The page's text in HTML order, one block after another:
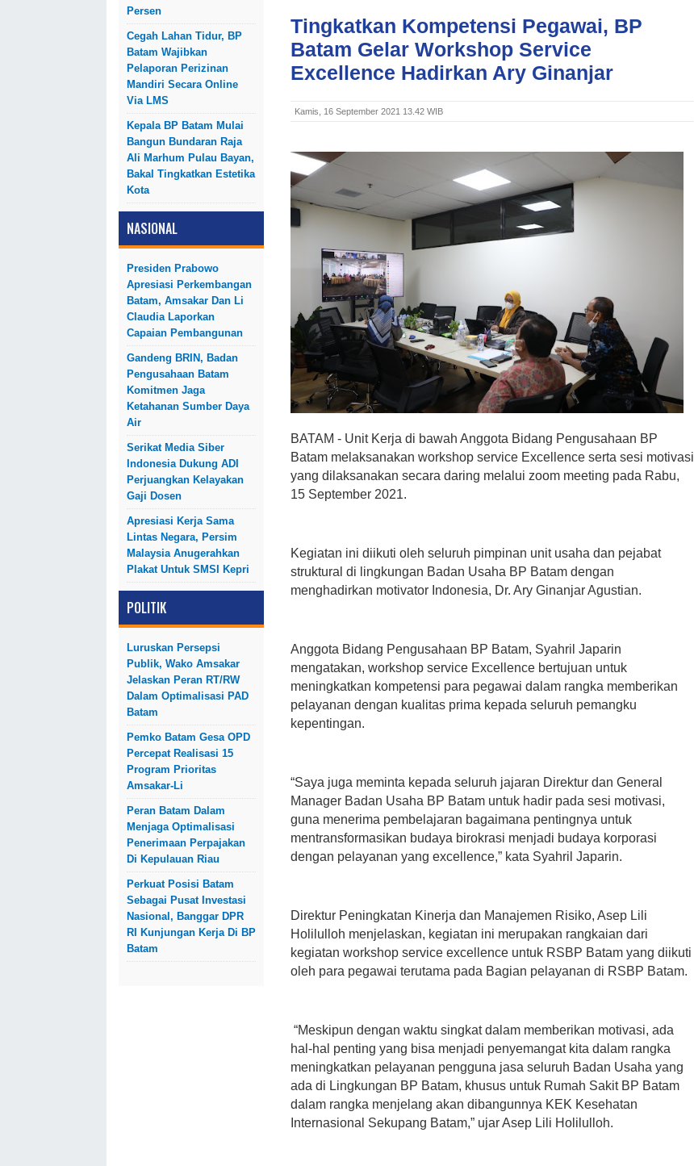
Persen
Cegah Lahan Tidur, BP
Batam Wajibkan
Pelaporan Perizinan
Mandiri Secara Online
Via LMS
Kepala BP Batam Mulai
Bangun Bundaran Raja
Ali Marhum Pulau Bayan,
Bakal Tingkatkan Estetika
Kota
NASIONAL
Presiden Prabowo
Apresiasi Perkembangan
Batam, Amsakar Dan Li
Claudia Laporkan
Capaian Pembangunan
Gandeng BRIN, Badan
Pengusahaan Batam
Komitmen Jaga
Ketahanan Sumber Daya
Air
Serikat Media Siber
Indonesia Dukung ADI
Perjuangkan Kelayakan
Gaji Dosen
Apresiasi Kerja Sama
Lintas Negara, Persim
Malaysia Anugerahkan
Plakat Untuk SMSI Kepri
POLITIK
Luruskan Persepsi
Publik, Wako Amsakar
Jelaskan Peran RT/RW
Dalam Optimalisasi PAD
Batam
Pemko Batam Gesa OPD
Percepat Realisasi 15
Program Prioritas
Amsakar-Li
Peran Batam Dalam
Menjaga Optimalisasi
Penerimaan Perpajakan
Di Kepulauan Riau
Perkuat Posisi Batam
Sebagai Pusat Investasi
Nasional, Banggar DPR
RI Kunjungan Kerja Di BP
Batam
Tingkatkan Kompetensi Pegawai, BP
Batam Gelar Workshop Service
Excellence Hadirkan Ary Ginanjar
Kamis, 16 September 2021 13.42 WIB
BATAM - Unit Kerja di bawah Anggota Bidang Pengusahaan BP
Batam melaksanakan workshop service Excellence serta sesi motivasi
yang dilaksanakan secara daring melalui zoom meeting pada Rabu,
15 September 2021.
Kegiatan ini diikuti oleh seluruh pimpinan unit usaha dan pejabat
struktural di lingkungan Badan Usaha BP Batam dengan
menghadirkan motivator Indonesia, Dr. Ary Ginanjar Agustian.
Anggota Bidang Pengusahaan BP Batam, Syahril Japarin
mengatakan, workshop service Excellence bertujuan untuk
meningkatkan kompetensi para pegawai dalam rangka memberikan
pelayanan dengan kualitas prima kepada seluruh pemangku
kepentingan.
“Saya juga meminta kepada seluruh jajaran Direktur dan General
Manager Badan Usaha BP Batam untuk hadir pada sesi motivasi,
guna menerima pembelajaran bagaimana pentingnya untuk
mentransformasikan budaya birokrasi menjadi budaya korporasi
dengan pelayanan yang excellence,” kata Syahril Japarin.
Direktur Peningkatan Kinerja dan Manajemen Risiko, Asep Lili
Holilulloh menjelaskan, kegiatan ini merupakan rangkaian dari
kegiatan workshop service excellence untuk RSBP Batam yang diikuti
oleh para pegawai terutama pada Bagian pelayanan di RSBP Batam.
“Meskipun dengan waktu singkat dalam memberikan motivasi, ada
hal-hal penting yang bisa menjadi penyemangat kita dalam rangka
meningkatkan pelayanan pengguna jasa seluruh Badan Usaha yang
ada di Lingkungan BP Batam, khusus untuk Rumah Sakit BP Batam
dalam rangka menjelang akan dibangunnya KEK Kesehatan
Internasional Sekupang Batam,” ujar Asep Lili Holilulloh.